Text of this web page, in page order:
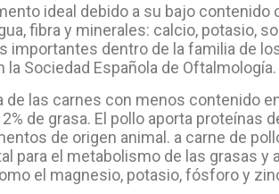
ideal debido a su bajo
fibra y minerales: calcio, potasio,
dentro de la familia de
la Sociedad Española de Oftalmología.
de las carnes con menos contenido
de grasa. El pollo aporta
de origen animal. a carne de
para el metabolismo de las grasas
el magnesio, potasio, fósforo y